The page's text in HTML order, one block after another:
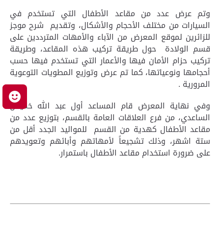
وتم عرض عدد من مقاعد الأطفال التي تستخدم في
السيارات من مختلف الأحجام والأشكال، وتقديم شرح موجز
للزائرين لموقع المعرض من الآباء والأمهات المترددين على
قسم الولادة حول طريقة تركيب هذه المقاعد، وطريقة
تركيب حزام الأمان فيها والأعمار التي تستخدم فيها حسب
أحجامها ونوعياتها، كما تم عرض وتوزيع المطويات التوعوية
المرورية .
وفي نهاية المعرض قام المساعد أول عبد الله خميس
الساعدي، من فرع العلاقات العامة بالقسم، بتوزيع عدد من
مقاعد الأطفال كهدية من القسم للمواليد الجدد أقل من
ستة اشهر، وذلك تشجيعاً لأمهاتهم وأبائهم وتعويدهم
على ضرورة استخدام مقاعد الأطفال باستمرار.